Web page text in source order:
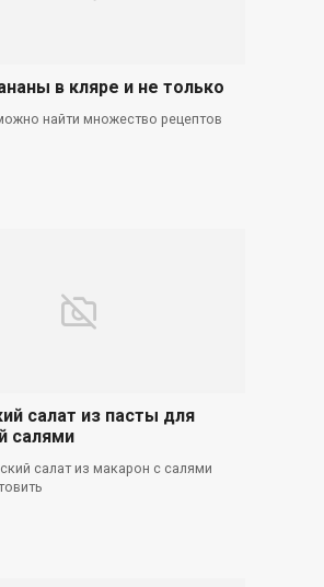
в кляре и не только
найти множество рецептов
салат из пасты для
салями
салат из макарон с салями